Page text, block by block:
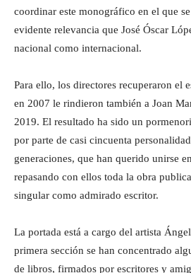
coordinar este monográfico en el que
evidente relevancia que José Óscar
nacional como internacional.
Para ello, los directores recuperaron el
en 2007 le rindieron también a Joan
2019. El resultado ha sido un
por parte de casi cincuenta
generaciones, que han querido unirse
repasando con ellos toda la obra
singular como admirado escritor.
La portada está a cargo del artista
primera sección se han concentrado
de libros, firmados por escritores y